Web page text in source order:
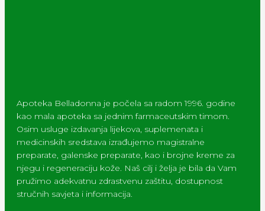
Apoteka Belladonna je počela sa radom 1996. godine
kao mala apoteka sa jednim farmaceutskim timom.
Osim usluge izdavanja lijekova, suplemenata i
medicinskih sredstava izrađujemo magistralne
preparate, galenske preparate, kao i brojne kreme za
njegu i regeneraciju kože. Naš cilj i želja je bila da Vam
pružimo adekvatnu zdrastvenu zaštitu, dostupnost
stručnih savjeta i informacija.